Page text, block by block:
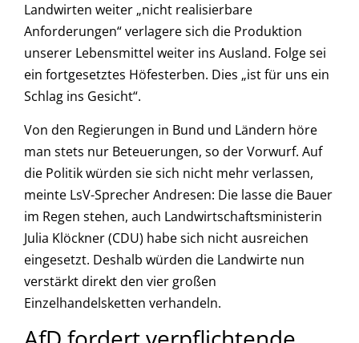
Landwirten weiter „nicht realisierbare
Anforderungen“ verlagere sich die Produktion
unserer Lebensmittel weiter ins Ausland. Folge sei
ein fortgesetztes Höfesterben. Dies „ist für uns ein
Schlag ins Gesicht“.
Von den Regierungen in Bund und Ländern höre
man stets nur Beteuerungen, so der Vorwurf. Auf
die Politik würden sie sich nicht mehr verlassen,
meinte LsV-Sprecher Andresen: Die lasse die Bauer
im Regen stehen, auch Landwirtschaftsministerin
Julia Klöckner (CDU) habe sich nicht ausreichen
eingesetzt. Deshalb würden die Landwirte nun
verstärkt direkt den vier großen
Einzelhandelsketten verhandeln.